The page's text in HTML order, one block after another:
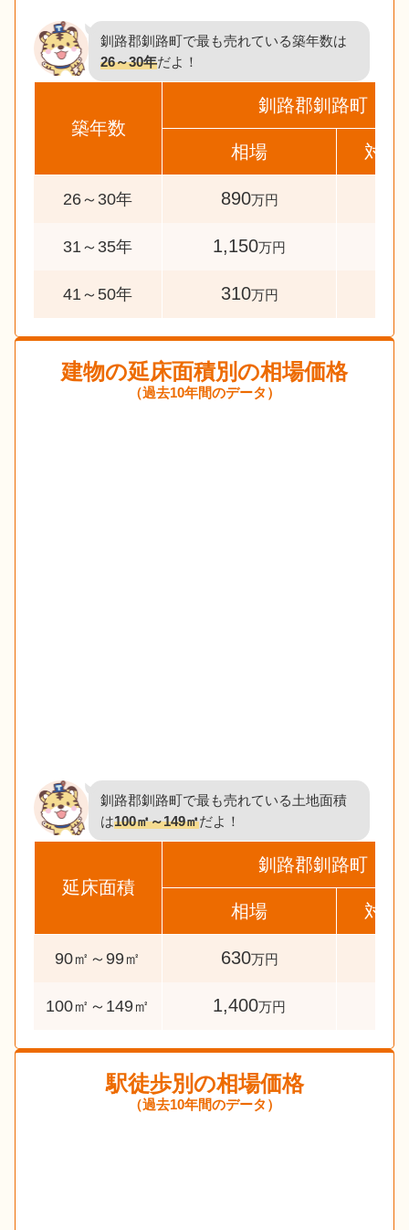
釧路郡釧路町で最も売れている築年数は
26～30年だよ！
築年数
釧路郡釧路町
相場 対象
26～30年 890万円
31～35年 1,150万円
41～50年 310万円
建物の延床面積別の相場価格
（過去10年間のデータ）
釧路郡釧路町で最も売れている土地面積
は100㎡～149㎡だよ！
延床面積
釧路郡釧路町
相場 対象
90㎡～99㎡ 630万円
100㎡～149㎡ 1,400万円
駅徒歩別の相場価格
（過去10年間のデータ）